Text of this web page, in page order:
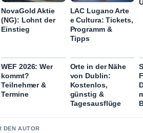
NovaGold Aktie
(NG): Lohnt der
Einstieg
LAC Lugano Arte
e Cultura: Tickets,
Programm &
Tipps
WEF 2026: Wer
kommt?
Teilnehmer &
Termine
Orte in der Nähe
von Dublin:
Kostenlos,
günstig &
Tagesausflüge
DEN AUTOR